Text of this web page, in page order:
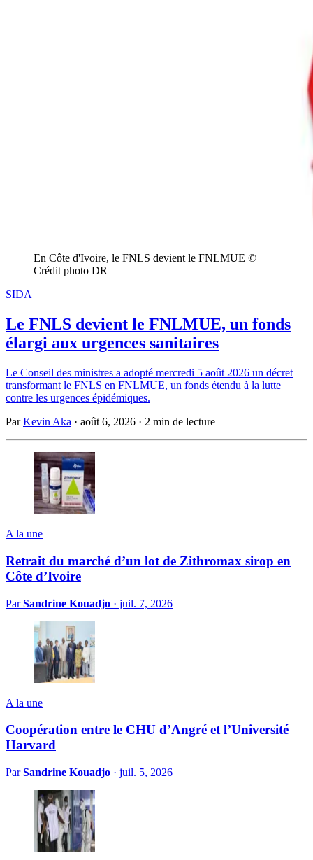
En Côte d'Ivoire, le FNLS devient le FNLMUE ©
Crédit photo DR
SIDA
Le FNLS devient le FNLMUE, un fonds
élargi aux urgences sanitaires
Le Conseil des ministres a adopté mercredi 5 août 2026 un décret
transformant le FNLS en FNLMUE, un fonds étendu à la lutte
contre les urgences épidémiques.
ParKevin Aka · août 6, 2026 · 2 min de lecture
A la une
Retrait du marché d’un lot de Zithromax sirop en
Côte d’Ivoire
ParSandrine Kouadjo · juil. 7, 2026
A la une
Coopération entre le CHU d’Angré et l’Université
Harvard
ParSandrine Kouadjo · juil. 5, 2026